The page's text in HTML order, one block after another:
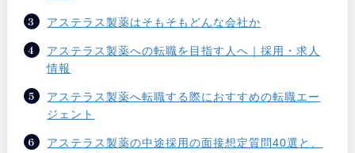
アステラス製薬はそもそもどんな会社か
アステラス製薬への転職を目指す人へ｜採用・求人
情報
アステラス製薬へ転職する際におすすめの転職エー
ジェント
アステラス製薬の中途採用の面接想定質問40選と、